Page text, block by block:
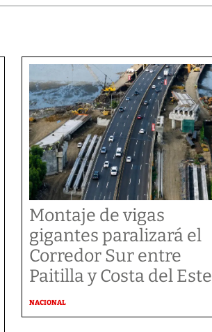
Montaje de vigas
gigantes paralizará el
Corredor Sur entre
Paitilla y Costa del Este
NACIONAL